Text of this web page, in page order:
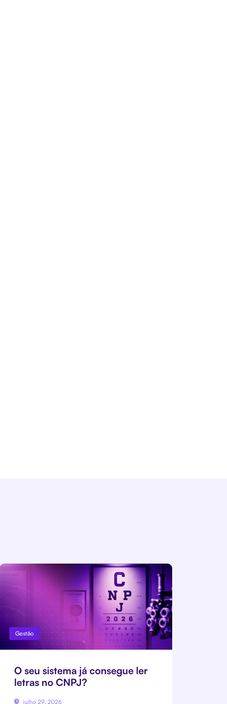
Gestão
O seu sistema já consegue ler
letras no CNPJ?
julho 29, 2026